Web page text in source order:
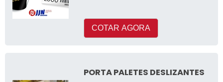
COTAR AGORA
PORTA PALETES DESLIZANTES